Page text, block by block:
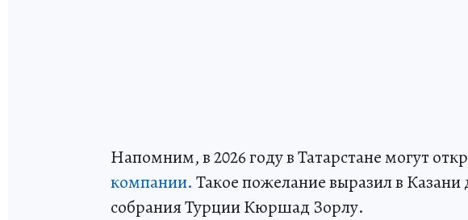
Напомним, в 2026 году в Татарстане могут
компании. Такое пожелание выразил в Казани
собрания Турции Кюршад Зорлу.